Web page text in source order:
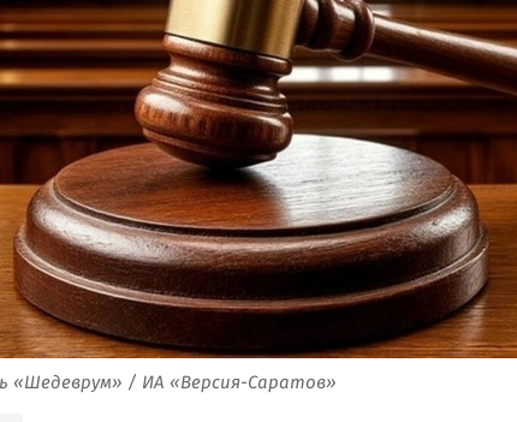
«Шедеврум» / ИА «Версия-Саратов»